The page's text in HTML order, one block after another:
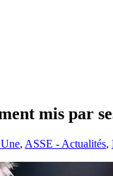
mis par
, ASSE - Actualités,